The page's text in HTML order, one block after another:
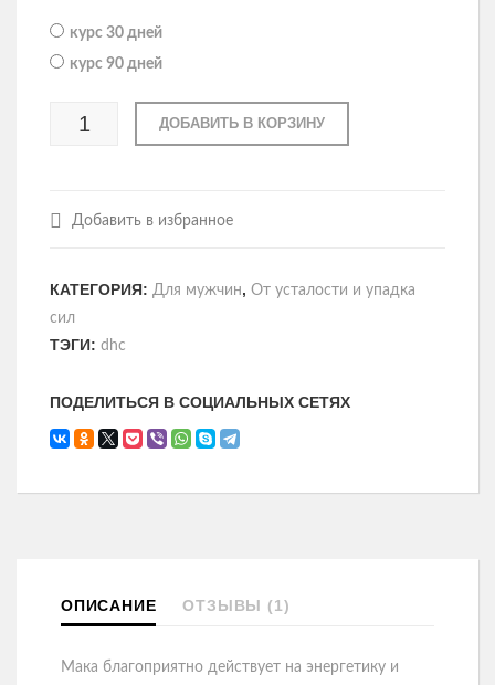
курс 30 дней
курс 90 дней
ДОБАВИТЬ В КОРЗИНУ
Добавить в избранное
КАТЕГОРИЯ: Для мужчин, От усталости и упадка
сил
ТЭГИ: dhc
ПОДЕЛИТЬСЯ В СОЦИАЛЬНЫХ СЕТЯХ
ОПИСАНИЕ ОТЗЫВЫ (1)
Мака благоприятно действует на энергетику и